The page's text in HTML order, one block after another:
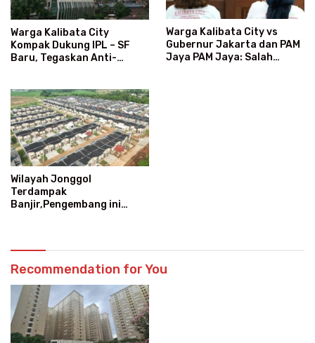
Warga Kalibata City
Kompak Dukung IPL – SF
Baru, Tegaskan Anti-
Warga Kalibata City vs
Gubernur Jakarta dan PAM
Jaya PAM Jaya: Salah
Wilayah Jonggol
Terdampak
Banjir,Pengembang ini
Recommendation for You